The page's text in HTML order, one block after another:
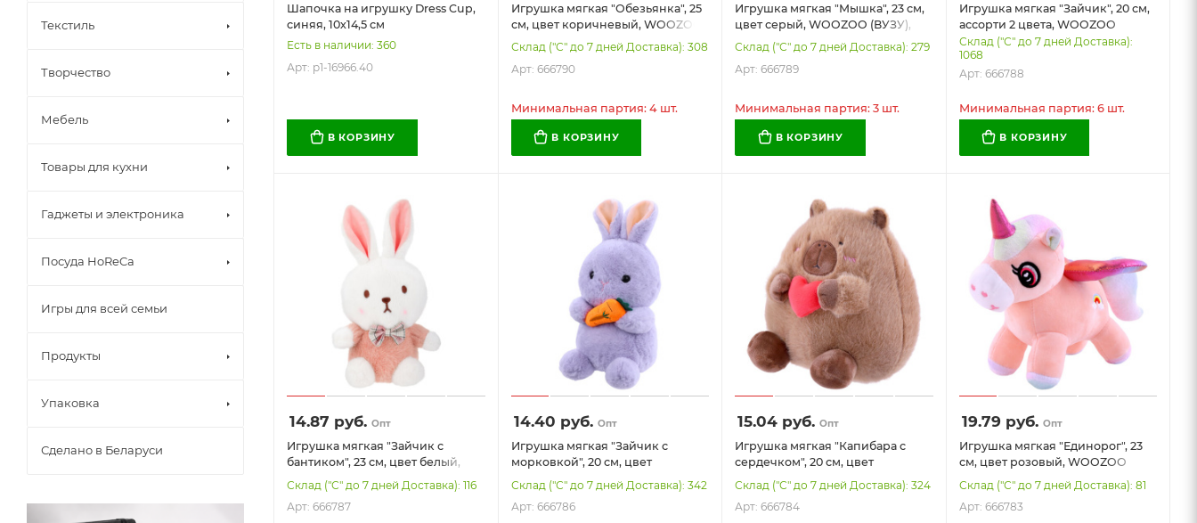
Шапочка на игрушку Dress Cup,
синяя, 10х14,5 см
Есть в наличии: 360
Арт: p1-16966.40
В КОРЗИНУ
Игрушка мягкая "Обезьянка", 25
см, цвет коричневый, WOOZOO
(ВУЗУ), 666790
Склад ("С" до 7 дней Доставка): 308
Арт: 666790
Минимальная партия: 4 шт.
В КОРЗИНУ
Игрушка мягкая "Мышка", 23 см,
цвет серый, WOOZOO (ВУЗУ),
666789
Склад ("С" до 7 дней Доставка): 279
Арт: 666789
Минимальная партия: 3 шт.
В КОРЗИНУ
Игрушка мягкая "Зайчик", 20 см,
ассорти 2 цвета, WOOZOO
(ВУЗУ), 666788
Склад ("С" до 7 дней Доставка):
1068
Арт: 666788
Минимальная партия: 6 шт.
В КОРЗИНУ
14.87 руб. Опт
Игрушка мягкая "Зайчик с
бантиком", 23 см, цвет белый,
WOOZOO (ВУЗУ), 666787
Склад ("С" до 7 дней Доставка): 116
Арт: 666787
14.40 руб. Опт
Игрушка мягкая "Зайчик с
морковкой", 20 см, цвет
лиловый, WOOZOO (ВУЗУ),
666786
Склад ("С" до 7 дней Доставка): 342
Арт: 666786
15.04 руб. Опт
Игрушка мягкая "Капибара с
сердечком", 20 см, цвет
коричневый, WOOZOO (ВУЗУ),
666784
Склад ("С" до 7 дней Доставка): 324
Арт: 666784
19.79руб. Опт
Игрушка мягкая "Единорог", 23
см, цвет розовый, WOOZOO
(ВУЗУ), 666783
Склад ("С" до 7 дней Доставка): 81
Арт: 666783
Текстиль
Творчество
Мебель
Товары для кухни
Гаджеты и электроника
Посуда HoReCa
Игры для всей семьи
Продукты
Упаковка
Сделано в Беларуси